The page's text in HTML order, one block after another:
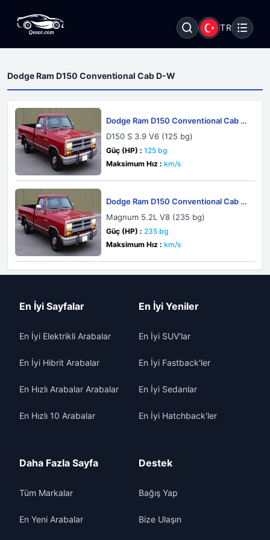
TR
Dodge Ram D150 Conventional Cab D-W
Dodge Ram D150 Conventional Cab D-
W 1990
D150 S 3.9 V6 (125 bg)
Güç (HP) : 125 bg
Maksimum Hız : km/s
Dodge Ram D150 Conventional Cab D-
W 1992
Magnum 5.2L V8 (235 bg)
Güç (HP) : 235 bg
Maksimum Hız : km/s
En İyi Sayfalar
En İyi Elektrikli Arabalar
En İyi Hibrit Arabalar
En Hızlı Arabalar Arabalar
En Hızlı 10 Arabalar
En İyi Yeniler
En İyi SUV'lar
En İyi Fastback'ler
En İyi Sedanlar
En İyi Hatchback'ler
Daha Fazla Sayfa
Tüm Markalar
En Yeni Arabalar
Destek
Bağış Yap
Bize Ulaşın